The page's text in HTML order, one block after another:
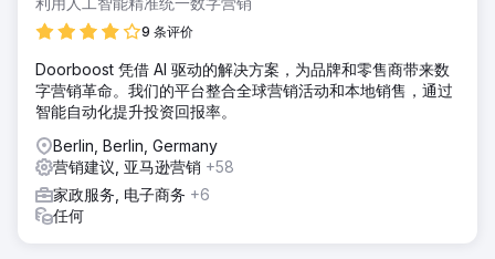
9 条评价
Doorboost 凭借 AI 驱动的解决方案，为品牌和零售商带来数
字营销革命。我们的平台整合全球营销活动和本地销售，通过
智能自动化提升投资回报率。
Berlin, Berlin, Germany
营销建议, 亚马逊营销 +58
家政服务, 电子商务 +6
任何